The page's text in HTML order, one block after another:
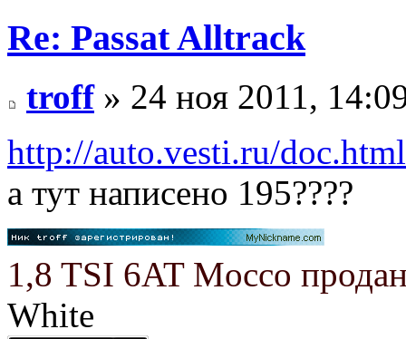
Re: Passat Alltrack
troff» 24 ноя 2011,
http://auto.vesti.ru/
а тут написено 195????
1,8 TSI 6AT Mocco
White